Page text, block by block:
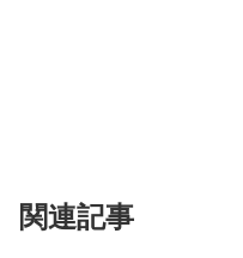
関連記事